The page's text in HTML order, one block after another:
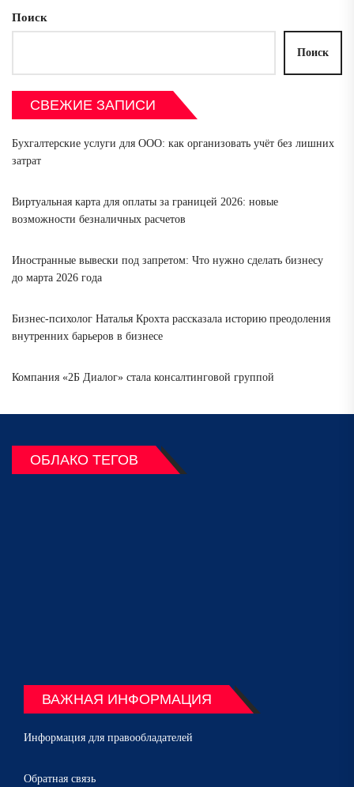
Поиск
Поиск
СВЕЖИЕ ЗАПИСИ
Бухгалтерские услуги для ООО: как организовать учёт без лишних
затрат
Виртуальная карта для оплаты за границей 2026: новые
возможности безналичных расчетов
Иностранные вывески под запретом: Что нужно сделать бизнесу
до марта 2026 года
Бизнес-психолог Наталья Крохта рассказала историю преодоления
внутренних барьеров в бизнесе
Компания «2Б Диалог» стала консалтинговой группой
ОБЛАКО ТЕГОВ
ВАЖНАЯ ИНФОРМАЦИЯ
Информация для правообладателей
Обратная связь